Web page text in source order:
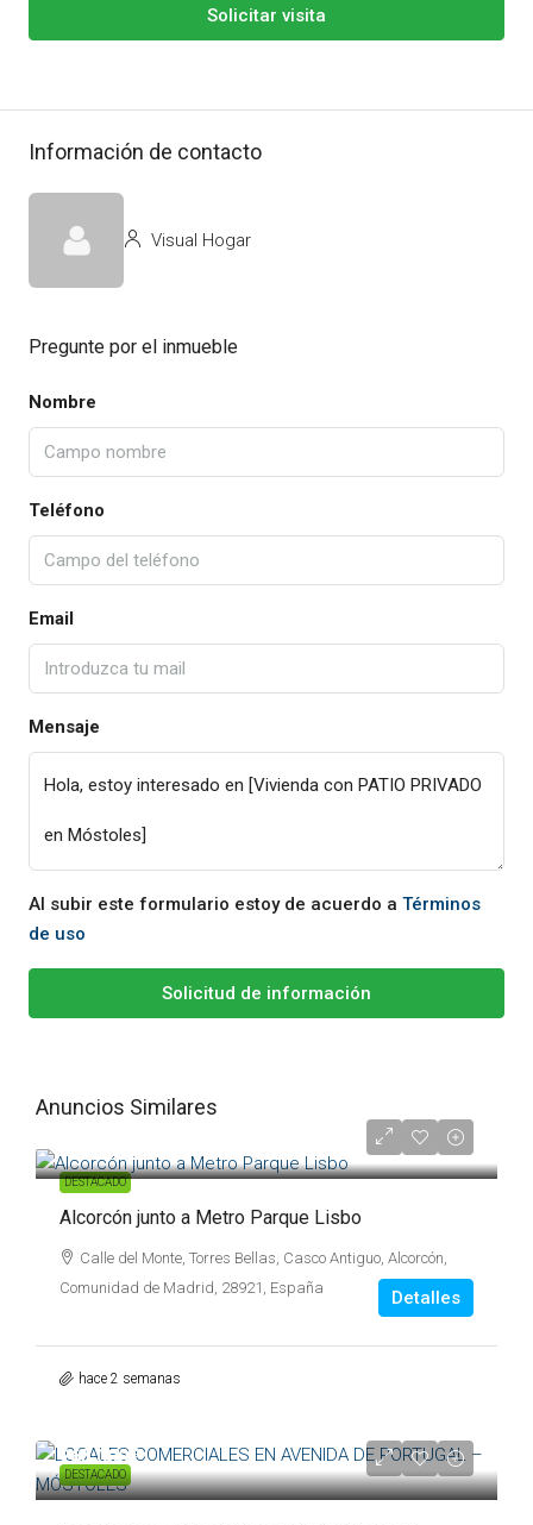
Solicitar visita
Información de contacto
Visual Hogar
Pregunte por el inmueble
Nombre
Teléfono
Email
Mensaje
Al subir este formulario estoy de acuerdo a Términos
de uso
Solicitud de información
Anuncios Similares
DESTACADO
Alcorcón junto a Metro Parque Lisbo
Calle del Monte, Torres Bellas, Casco Antiguo, Alcorcón,
Comunidad de Madrid, 28921, España
Detalles
hace 2 semanas
DESTACADO
265.000€